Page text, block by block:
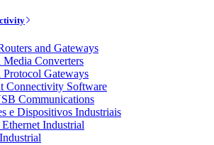
and Gateways
Media Converters
Protocol Gateways
Connectivity Software
Communications
e Dispositivos Industriais
Ethernet Industrial